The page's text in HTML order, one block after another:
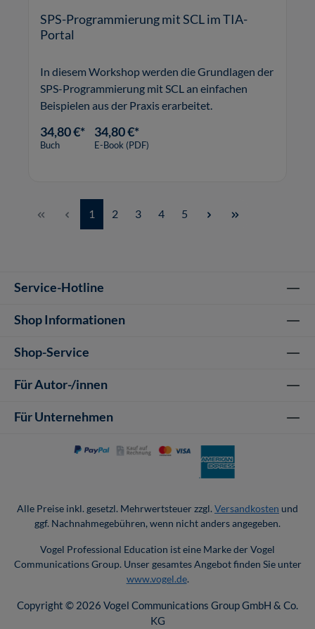
SPS-Programmierung mit SCL im TIA-
Portal
In diesem Workshop werden die Grundlagen der
SPS-Programmierung mit SCL an einfachen
Beispielen aus der Praxis erarbeitet.
34,80 €*
Buch
34,80 €*
E-Book (PDF)
Seite
1 Seite
2 Seite
3 Seite
4 Seite
5
Service-Hotline
Shop Informationen
Shop-Service
Für Autor-/innen
Für Unternehmen
Alle Preise inkl. gesetzl. Mehrwertsteuer zzgl. Versandkosten und
ggf. Nachnahmegebühren, wenn nicht anders angegeben.
Vogel Professional Education ist eine Marke der Vogel
Communications Group. Unser gesamtes Angebot finden Sie unter
www.vogel.de.
Copyright © 2026 Vogel Communications Group GmbH & Co.
KG